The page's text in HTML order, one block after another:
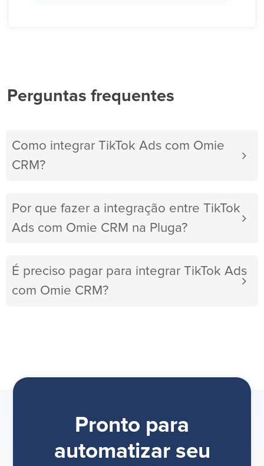
Perguntas frequentes
Como integrar TikTok Ads com Omie
CRM?
Por que fazer a integração entre TikTok
Ads com Omie CRM na Pluga?
É preciso pagar para integrar TikTok Ads
com Omie CRM?
Pronto para
automatizar seu